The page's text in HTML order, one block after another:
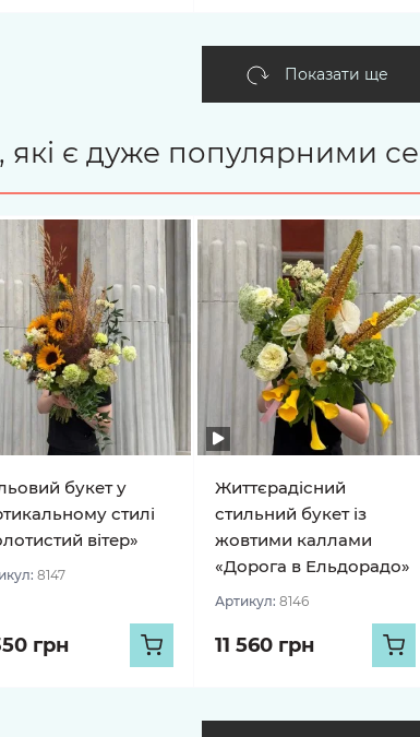
Показати ще
які є дуже популярними
букет у
стилі
вітер»
8147
грн
Життєрадісний
стильний букет із
жовтими каллами
«Дорога в Ельдорадо»
Артикул: 8146
11 560 грн